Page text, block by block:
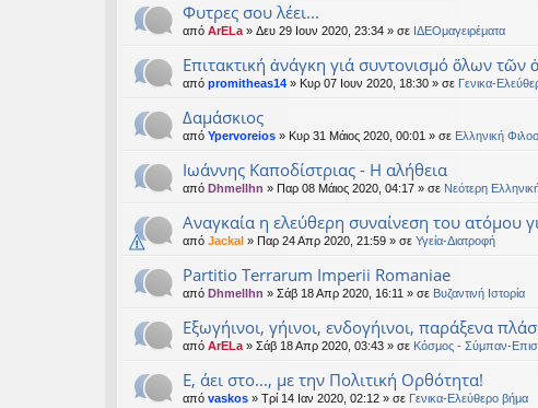
Φυτρες σου λέει...
από ArELa» Δευ 29 Ιουν 2020, 23:34 » σε ΙΔΕΟμαγειρέματα
Επιτακτική ἀνάγκη γιά συντονισμό ὅλων
από promitheas14 » Κυρ 07 Ιουν 2020, 18:30 » σε Γενικα-
Δαμάσκιος
από Ypervoreios » Κυρ 31 Μάιος 2020, 00:01 » σε Ελληνική
Ιωάννης Καποδίστριας - Η αλήθεια
από Dhmellhn » Παρ 08 Μάιος 2020, 04:17 » σε Νεότερη
Αναγκαία η ελεύθερη συναίνεση του ατόμου
από Jackal » Παρ 24 Απρ 2020, 21:59 » σε Υγεία-Διατροφή
Partitio Terrarum Imperii Romaniae
από Dhmellhn » Σάβ 18 Απρ 2020, 16:11 » σε Βυζαντινή Ιστορία
Εξωγήινοι, γήινοι, ενδογήινοι, παράξενα
από ArELa» Σάβ 18 Απρ 2020, 03:43 » σε Κόσμος - Σύμπαν-
Ε, άει στο..., με την Πολιτική Ορθότητα!
από vaskos » Τρί 14 Ιαν 2020, 02:12 » σε Γενικα-Ελεύθερο βήμα